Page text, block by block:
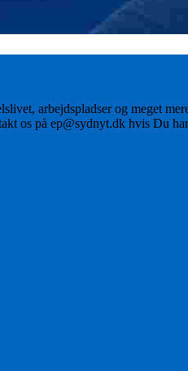
arbejdspladser og meget
os på ep@sydnyt.dk hvis Du